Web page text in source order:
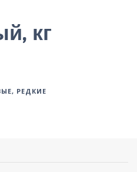
кг
РЕДКИЕ